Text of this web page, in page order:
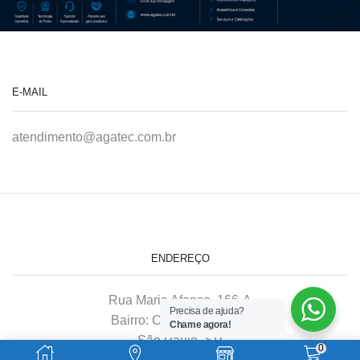
E-MAIL
atendimento@agatec.com.br
ENDEREÇO
Rua Maria Afonso, 166-A
Bairro: Chácara Mafalda
São Paulo–SP
0
Precisa de ajuda?
Chame agora!